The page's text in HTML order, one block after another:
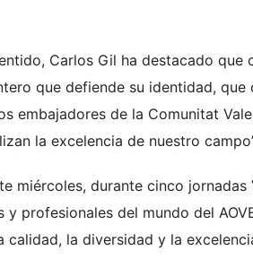
Carlos Gil ha destacado
que defiende su identidad,
embajadores de la Comunitat
la excelencia de nuestro
miércoles, durante cinco
y profesionales del mundo del
calidad, la diversidad y la